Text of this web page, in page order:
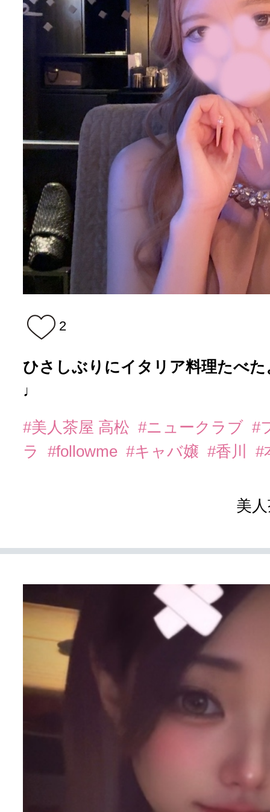
2
ひさしぶりにイタリア料理たべ
♩
#美人茶屋 高松 #ニュークラブ #
ラ
#followme #キャバ嬢 #香川 #
美